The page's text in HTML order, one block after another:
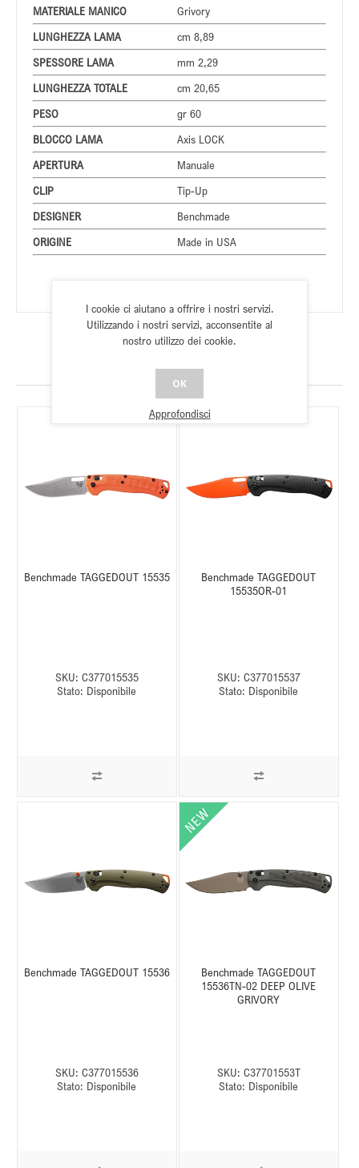
MATERIALE MANICO
Grivory
LUNGHEZZA LAMA
cm 8,89
SPESSORE LAMA
mm 2,29
LUNGHEZZA TOTALE
cm 20,65
PESO
gr 60
BLOCCO LAMA
Axis LOCK
APERTURA
Manuale
CLIP
Tip-Up
DESIGNER
Benchmade
ORIGINE
Made in USA
PRODOTTI CORRELATI
Benchmade TAGGEDOUT 15535
SKU: C377015535
Stato: Disponibile
Benchmade TAGGEDOUT
15535OR-01
SKU: C377015537
Stato: Disponibile
Benchmade TAGGEDOUT 15536
SKU: C377015536
Stato: Disponibile
Benchmade TAGGEDOUT
15536TN-02 DEEP OLIVE
GRIVORY
SKU: C37701553T
Stato: Disponibile
I cookie ci aiutano a offrire i nostri servizi.
Utilizzando i nostri servizi, acconsentite al
nostro utilizzo dei cookie.
OK
Approfondisci